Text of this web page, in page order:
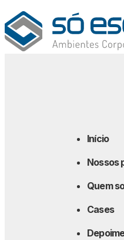
Início
Nossos
Quem
Cases
Blog
A importância